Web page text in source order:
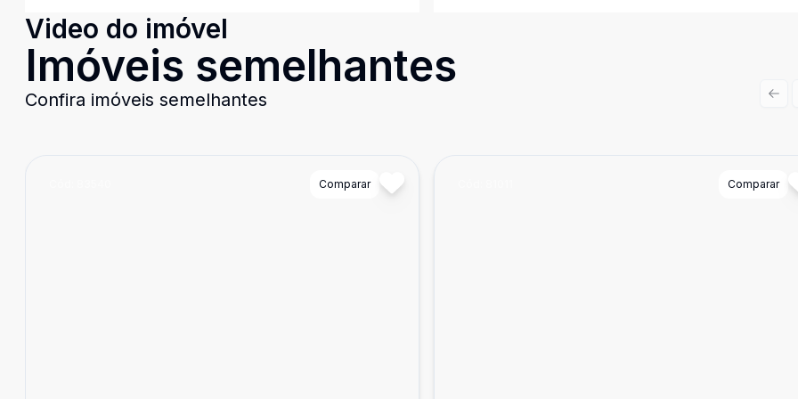
Video do imóvel
Imóveis semelhantes
Confira imóveis semelhantes
Comparar Comparar